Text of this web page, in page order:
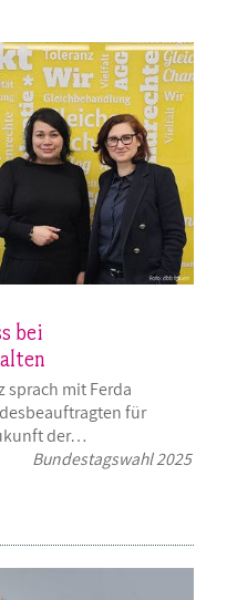
Bundestagswahl 2025
bei
sprach mit Ferda
für
der…